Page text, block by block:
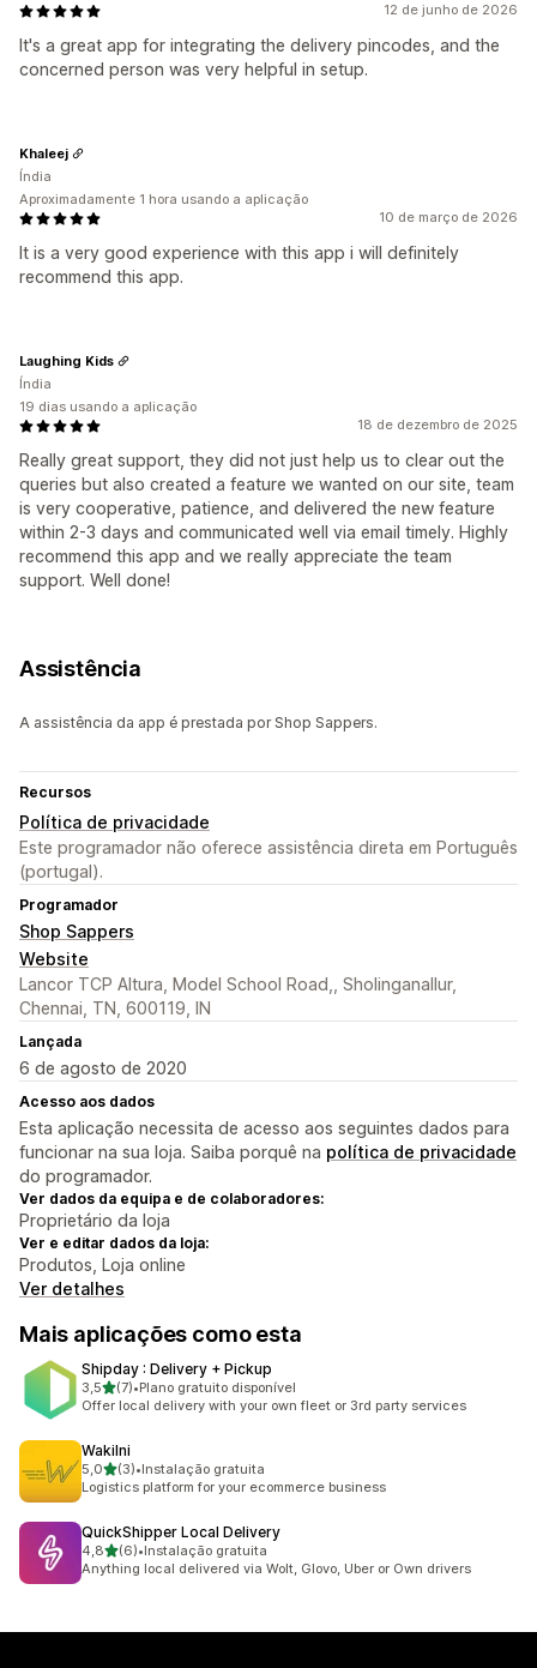
12 de junho de 2026
It's a great app for integrating the delivery pincodes, and the
concerned person was very helpful in setup.
10 de março de 2026
It is a very good experience with this app i will definitely
recommend this app.
Khaleej
Índia
Aproximadamente 1 hora usando a aplicação
18 de dezembro de 2025
Really great support, they did not just help us to clear out the
queries but also created a feature we wanted on our site, team
is very cooperative, patience, and delivered the new feature
within 2-3 days and communicated well via email timely. Highly
recommend this app and we really appreciate the team
support. Well done!
Laughing Kids
Índia
19 dias usando a aplicação
Assistência
A assistência da app é prestada por Shop Sappers.
Recursos
Política de privacidade
Este programador não oferece assistência direta em Português
(portugal).
Programador
Shop Sappers
Website
Lancor TCP Altura, Model School Road,, Sholinganallur,
Chennai, TN, 600119, IN
Lançada
6 de agosto de 2020
Acesso aos dados
Esta aplicação necessita de acesso aos seguintes dados para
funcionar na sua loja. Saiba porquê na política de privacidade
do programador.
Ver dados da equipa e de colaboradores:
Proprietário da loja
Ver e editar dados da loja:
Produtos, Loja online
Ver detalhes
Mais aplicações como esta
Shipday : Delivery + Pickup
3,5de 5 estrelas
(7)
7 total de avaliações
•Plano gratuito disponível
Offer local delivery with your own fleet or 3rd party services
Wakilni
5,0de 5 estrelas
(3)
3 total de avaliações
•Instalação gratuita
Logistics platform for your ecommerce business
QuickShipper Local Delivery
4,8de 5 estrelas
(6)
6 total de avaliações
•Instalação gratuita
Anything local delivered via Wolt, Glovo, Uber or Own drivers